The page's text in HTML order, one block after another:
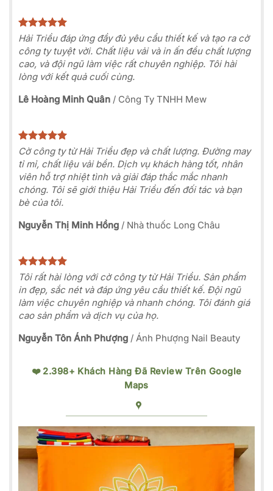
Hải Triều đáp ứng đầy đủ yêu cầu thiết kế và tạo ra cờ
công ty tuyệt vời. Chất liệu vải và in ấn đều chất lượng
cao, và đội ngũ làm việc rất chuyên nghiệp. Tôi hài
lòng với kết quả cuối cùng.
Lê Hoàng Minh Quân / Công Ty TNHH Mew
Cờ công ty từ Hải Triều đẹp và chất lượng. Đường may
tỉ mỉ, chất liệu vải bền. Dịch vụ khách hàng tốt, nhân
viên hỗ trợ nhiệt tình và giải đáp thắc mắc nhanh
chóng. Tôi sẽ giới thiệu Hải Triều đến đối tác và bạn
bè của tôi.
Nguyễn Thị Minh Hồng / Nhà thuốc Long Châu
Tôi rất hài lòng với cờ công ty từ Hải Triều. Sản phẩm
in đẹp, sắc nét và đáp ứng yêu cầu thiết kế. Đội ngũ
làm việc chuyên nghiệp và nhanh chóng. Tôi đánh giá
cao sản phẩm và dịch vụ của họ.
Nguyễn Tôn Ánh Phượng / Ánh Phượng Nail Beauty
❤️ 2.398+ Khách Hàng Đã Review Trên Google
Maps